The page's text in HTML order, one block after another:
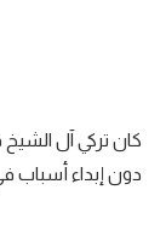
كان تركي آل
دون إبداء أسباب